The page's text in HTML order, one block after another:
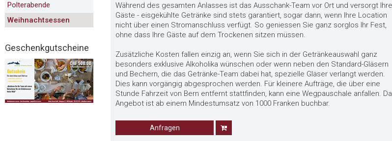
Polterabende
Weihnachtsessen
Geschenkgutscheine
Während des gesamten Anlasses ist das Ausschank-Team vor Ort und versorgt Ihre
Gäste - eisgekühlte Getränke sind stets garantiert, sogar dann, wenn Ihre Location
nicht über einen Stromanschluss verfügt. So geniessen Sie ganz sorglos Ihr Fest,
ohne dass Ihre Gäste auf dem Trockenen sitzen müssen.
Zusätzliche Kosten fallen einzig an, wenn Sie sich in der Getränkeauswahl ganz
besonders exklusive Alkoholika wünschen oder wenn neben den Standard-Gläsern
und Bechern, die das Getränke-Team dabei hat, spezielle Gläser verlangt werden.
Dies kann vorgängig abgesprochen werden. Für kleinere Aufträge, die über eine
Stunde Fahrzeit von Bern entfernt stattfinden, kann eine Wegpauschale anfallen.
Angebot ist ab einem Mindestumsatz von 1000 Franken buchbar.
Anfragen